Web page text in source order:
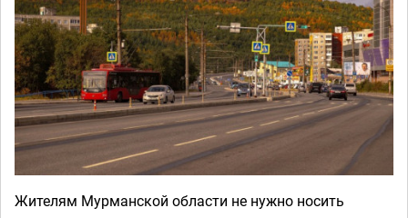
Жителям Мурманской области не нужно носить